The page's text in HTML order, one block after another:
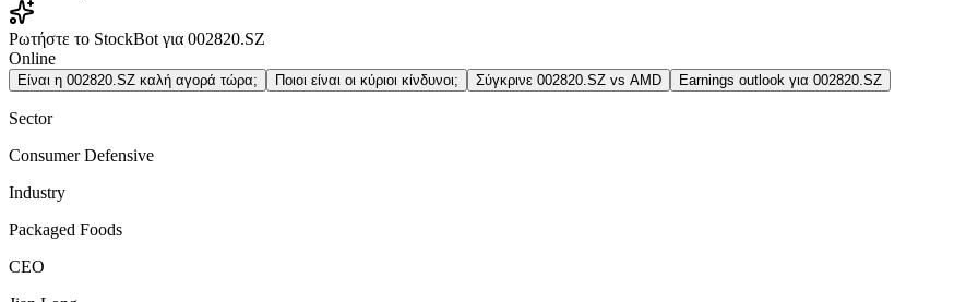
Ρωτήστε το StockBot για 002820.SZ
Online
Είναι η 002820.SZ καλή αγορά τώρα; Ποιοι είναι οι κύριοι κίνδυνοι; Σύγκρινε 002820.SZ vs AMD Earnings outlook για 002820.SZ
Sector
Consumer Defensive
Industry
Packaged Foods
CEO